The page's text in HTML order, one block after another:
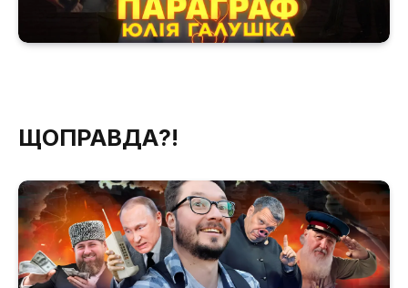
ЩОПРАВДА?!